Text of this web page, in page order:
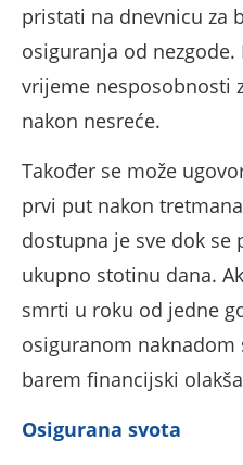
pristati na dnevnicu za
osiguranja od nezgode.
vrijeme nesposobnosti
nakon nesreće.
Također se može
prvi put nakon
dostupna je sve dok se
ukupno stotinu dana.
smrti u roku od jedne
osiguranom naknadom
barem financijski
Osigurana svota